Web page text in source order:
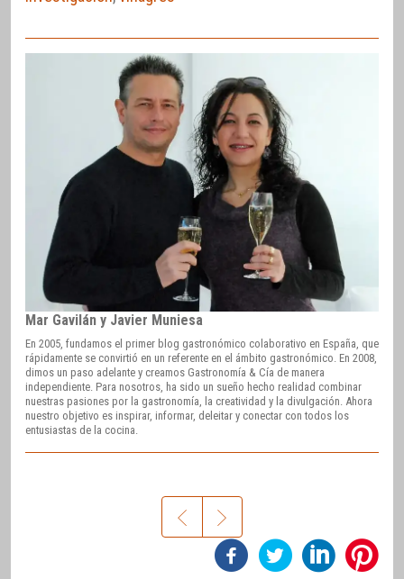
Mar Gavilán y Javier Muniesa
En 2005, fundamos el primer blog gastronómico colaborativo en España, que
rápidamente se convirtió en un referente en el ámbito gastronómico. En 2008,
dimos un paso adelante y creamos Gastronomía & Cía de manera
independiente. Para nosotros, ha sido un sueño hecho realidad combinar
nuestras pasiones por la gastronomía, la creatividad y la divulgación. Ahora
nuestro objetivo es inspirar, informar, deleitar y conectar con todos los
entusiastas de la cocina.